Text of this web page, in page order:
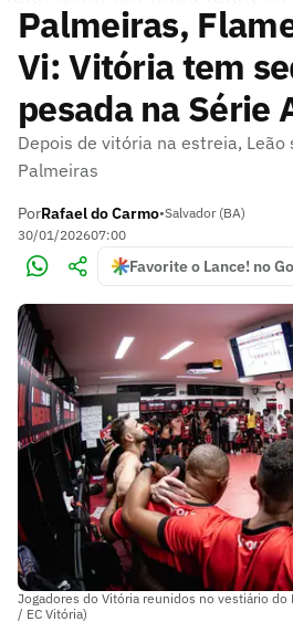
Palmeiras,
Vi: Vitória tem
pesada na Série
Depois de vitória na estreia, Leão
Palmeiras
PorRafael do Carmo•Salvador (BA)
30/01/202607:00
Favorite o Lance! no
Jogadores do Vitória reunidos no vestiário do
/ EC Vitória)